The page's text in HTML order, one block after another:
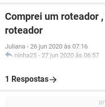
Comprei um roteador
roteador
Juliana - 26 jun 2020 às 07:16
ninha25 - 27 jun 2020 às 06:57
1 Respostas